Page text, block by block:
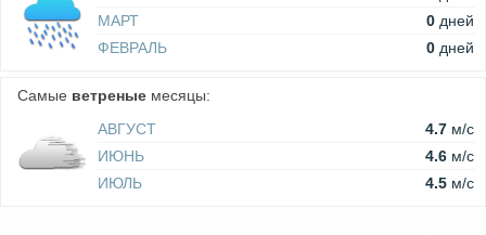
МАРТ
0 дней
ФЕВРАЛЬ
0 дней
Самые ветреные месяцы:
АВГУСТ
4.7 м/c
ИЮНЬ
4.6 м/c
ИЮЛЬ
4.5 м/c